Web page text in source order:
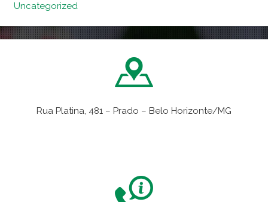
Uncategorized
Rua Platina, 481 – Prado – Belo Horizonte/MG